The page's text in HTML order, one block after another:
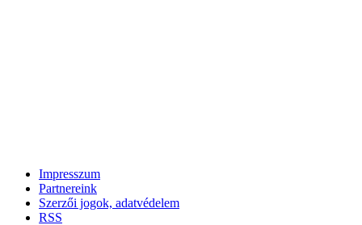
Impresszum
Partnereink
Szerzői jogok, adatvédelem
RSS